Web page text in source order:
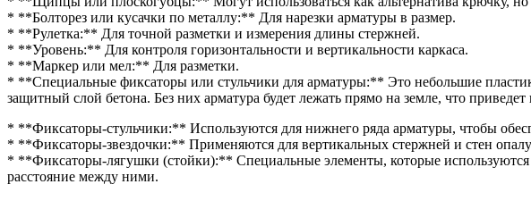
* **Болторез или кусачки по металлу:** Для нарезки арматуры в размер.
* **Рулетка:** Для точной разметки и измерения длины стержней.
* **Уровень:** Для контроля горизонтальности и вертикальности каркаса.
* **Маркер или мел:** Для разметки.
* **Специальные фиксаторы или стульчики для арматуры:** Это небольшие
защитный слой бетона. Без них арматура будет лежать прямо на земле, что
* **Фиксаторы-стульчики:** Используются для нижнего ряда арматуры, чтобы
* **Фиксаторы-звездочки:** Применяются для вертикальных стержней и стен
* **Фиксаторы-лягушки (стойки):** Специальные элементы, которые используются
расстояние между ними.